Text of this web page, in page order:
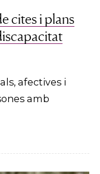
cites i plans
afectives i
amb